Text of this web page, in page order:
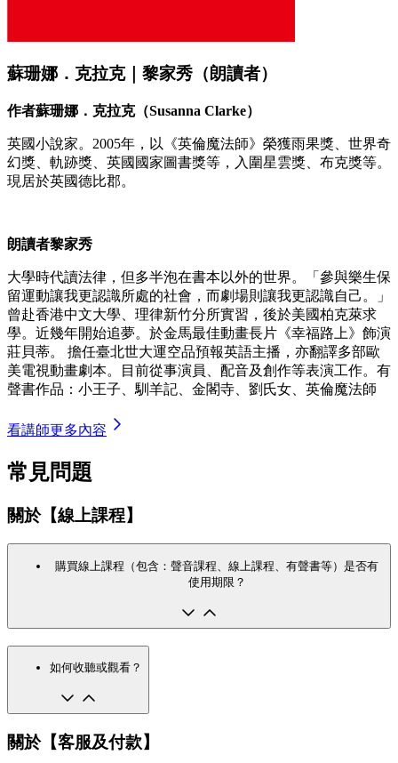
蘇珊娜．克拉克｜黎家秀（朗讀者）
作者蘇珊娜．克拉克（Susanna Clarke）
英國小說家。2005年，以《英倫魔法師》榮獲雨果獎、世界奇
幻獎、軌跡獎、英國國家圖書獎等，入圍星雲獎、布克獎等。
現居於英國德比郡。
朗讀者黎家秀
大學時代讀法律，但多半泡在書本以外的世界。「參與樂生保
留運動讓我更認識所處的社會，而劇場則讓我更認識自己。」
曾赴香港中文大學、理律新竹分所實習，後於美國柏克萊求
學。近幾年開始追夢。於金馬最佳動畫長片《幸福路上》飾演
莊貝蒂。 擔任臺北世大運空品預報英語主播，亦翻譯多部歐
美電視動畫劇本。目前從事演員、配音及創作等表演工作。有
聲書作品：小王子、馴羊記、金閣寺、劉氏女、英倫魔法師
看講師更多內容
常見問題
關於【線上課程】
購買線上課程（包含：聲音課程、線上課程、有聲書等）是否有
使用期限？
如何收聽或觀看？
關於【客服及付款】